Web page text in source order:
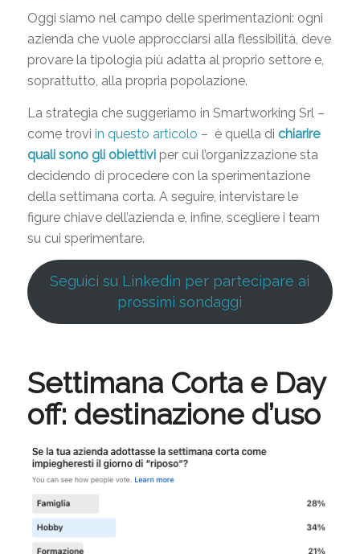
Oggi siamo nel campo delle sperimentazioni: ogni
azienda che vuole approcciarsi alla flessibilità, deve
provare la tipologia più adatta al proprio settore e,
soprattutto, alla propria popolazione.
La strategia che suggeriamo in Smartworking Srl –
come trovi in questo articolo – è quella di chiarire
quali sono gli obiettivi per cui l’organizzazione sta
decidendo di procedere con la sperimentazione
della settimana corta. A seguire, intervistare le
figure chiave dell’azienda e, infine, scegliere i team
su cui sperimentare.
Seguici su Linkedin per partecipare ai
prossimi sondaggi
Settimana Corta e Day
off: destinazione d’uso